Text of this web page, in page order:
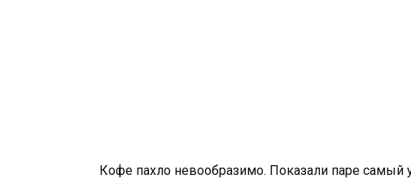
Кофе пахло невообразимо. Показали паре